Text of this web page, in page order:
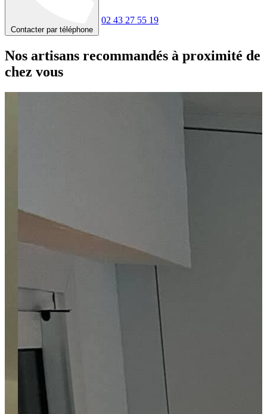
Contacter par téléphone
02 43 27 55 19
Nos artisans recommandés à proximité de
chez vous